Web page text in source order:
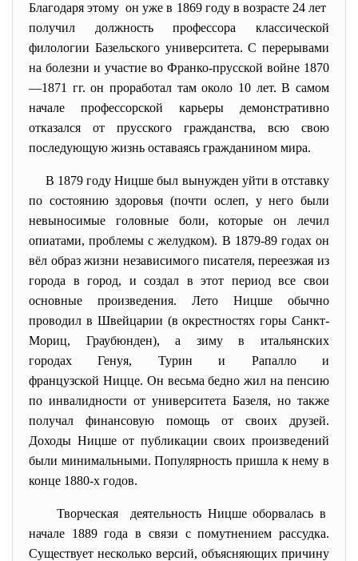
Благодаря этому он уже в 1869 году в возрасте 24 лет
получил должность профессора классической
филологии Базельского университета. С перерывами
на болезни и участие воФранко-прусской войне 1870
—1871 гг.он проработал там около 10 лет. В самом
начале профессорской карьеры демонстративно
отказался от прусского гражданства, всю свою
последующую жизнь оставаясь гражданином мира.
В 1879 годуНицше был вынужден уйти в отставку
по состоянию здоровья (почти ослеп, у него были
невыносимые головные боли, которые он лечил
опиатами, проблемы с желудком). В 1879-89 годах он
вёл образ жизни независимого писателя, переезжая из
города в город, и создал в этот период все свои
основные произведения. Лето Ницше обычно
проводил в Швейцарии (в окрестностях горы Санкт-
Мориц, Граубюнден), а зиму в итальянских
городахГенуя, Турини Рапалло
и
французской Ницце. Он весьма бедно жил на пенсию
по инвалидности от университета Базеля, но также
получал финансовую помощь от своих друзей.
Доходы Ницше от публикации своих произведений
были минимальными. Популярность пришла к нему в
конце 1880-х годов.
Творческая деятельность Ницше оборвалась в
начале 1889 годав связи с помутнением рассудка.
Существует несколько версий, объясняющих причину